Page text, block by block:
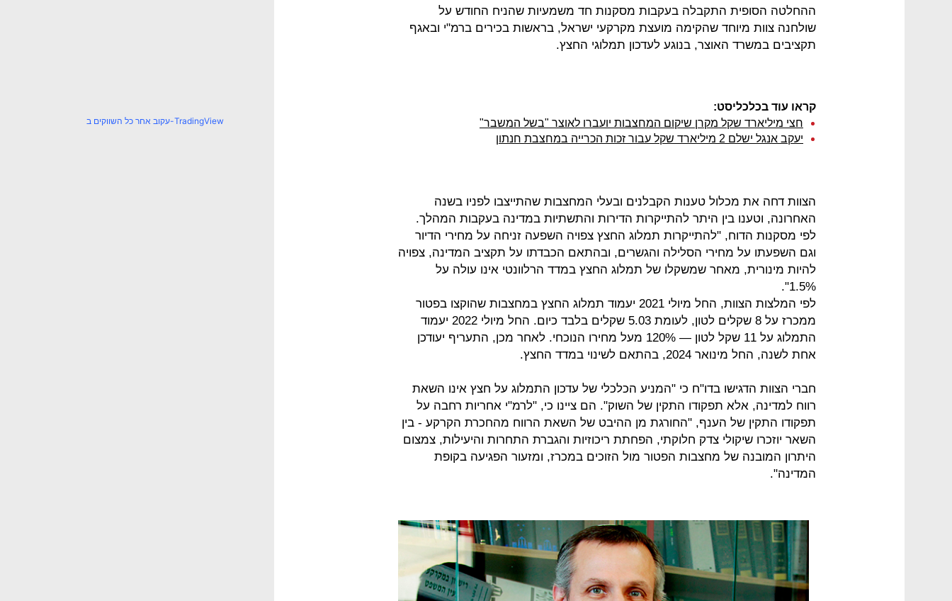
ההחלטה הסופית התקבלה בעקבות מסקנות חד משמעיות שהניח החודש על
שולחנה צוות מיוחד שהקימה מועצת מקרקעי ישראל, בראשות בכירים ברמ"י ובאגף
תקציבים במשרד האוצר, בנוגע לעדכון תמלוגי החצץ.
קראו עוד בכלכליסט:
חצי מיליארד שקל מקרן שיקום המחצבות יועברו לאוצר "בשל המשבר"
יעקב אנגל ישלם 2 מיליארד שקל עבור זכות הכרייה במחצבת חנתון
הצוות דחה את מכלול טענות הקבלנים ובעלי המחצבות שהתייצבו לפניו בשנה
האחרונה, וטענו בין היתר להתייקרות הדירות והתשתיות במדינה בעקבות המהלך.
לפי מסקנות הדוח, "להתייקרות תמלוג החצץ צפויה השפעה זניחה על מחירי הדיור
וגם השפעתו על מחירי הסלילה והגשרים, ובהתאם הכבדתו על תקציב המדינה, צפויה
להיות מינורית, מאחר שמשקלו של תמלוג החצץ במדד הרלוונטי אינו עולה על
1.5%".
לפי המלצות הצוות, החל מיולי 2021 יעמוד תמלוג החצץ במחצבות שהוקצו בפטור
ממכרז על 8 שקלים לטון, לעומת 5.03 שקלים בלבד כיום. החל מיולי 2022 יעמוד
התמלוג על 11 שקל לטון — 120% מעל מחירו הנוכחי. לאחר מכן, התעריף יעודכן
אחת לשנה, החל מינואר 2024, בהתאם לשינוי במדד החצץ.
חברי הצוות הדגישו בדו"ח כי "המניע הכלכלי של עדכון התמלוג על חצץ אינו השאת
רווח למדינה, אלא תפקודו התקין של השוק". הם ציינו כי, "לרמ"י אחריות רחבה על
תפקודו התקין של הענף, "החורגת מן ההיבט של השאת הרווח מהחכרת הקרקע - בין
השאר יוזכרו שיקולי צדק חלוקתי, הפחתת ריכוזיות והגברת התחרות והיעילות, צמצום
היתרון המובנה של מחצבות הפטור מול הזוכים במכרז, ומזעור הפגיעה בקופת
המדינה".
עקוב אחר כל השווקים ב-TradingView